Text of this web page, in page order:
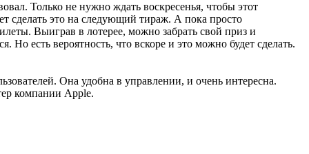
Только не нужно ждать воскресенья, чтобы этот
сделать это на следующий тираж. А пока просто
Выиграв в лотерее, можно забрать свой приз и
есть вероятность, что вскоре и это можно будет сделать.
Она удобна в управлении, и очень интересна.
компании Apple.